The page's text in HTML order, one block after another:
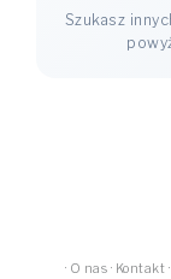
Szukasz
· O nas · Kontakt ·